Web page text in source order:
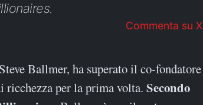
Commenta su X
Ballmer, ha superato il co-fondatore
per la prima volta. Secondo